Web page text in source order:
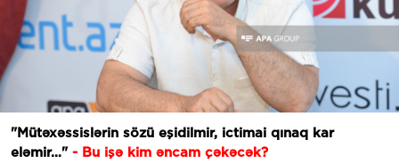
"Mütəxəssislərin sözü eşidilmir, ictimai qınaq kar
eləmir…" - Bu işə kim əncam çəkəcək?